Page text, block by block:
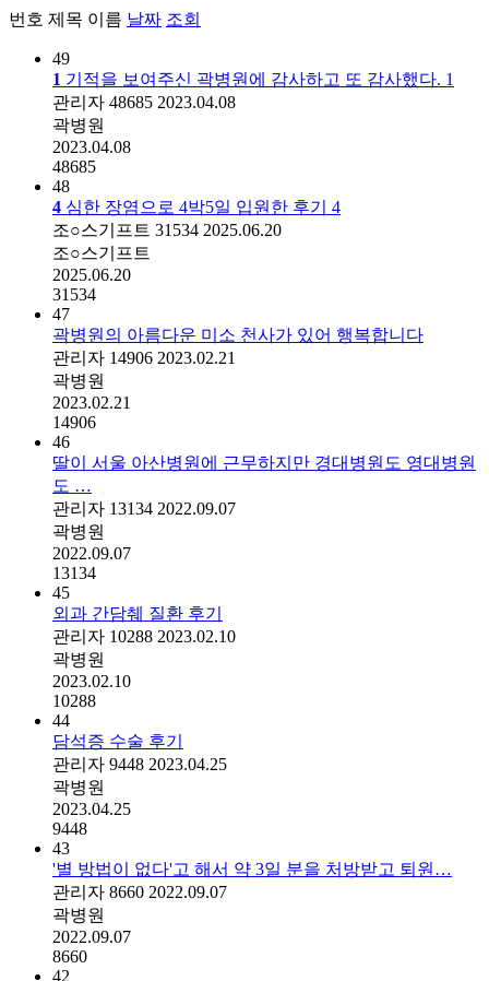
번호 제목 이름 날짜 조회
49
1 기적을 보여주신 곽병원에 감사하고 또 감사했다. 1
관리자 48685 2023.04.08
곽병원
2023.04.08
48685
48
4 심한 장염으로 4박5일 입원한 후기 4
조○스기프트 31534 2025.06.20
조○스기프트
2025.06.20
31534
47
곽병원의 아름다운 미소 천사가 있어 행복합니다
관리자 14906 2023.02.21
곽병원
2023.02.21
14906
46
딸이 서울 아산병원에 근무하지만 경대병원도 영대병원
도 …
관리자 13134 2022.09.07
곽병원
2022.09.07
13134
45
외과 간담췌 질환 후기
관리자 10288 2023.02.10
곽병원
2023.02.10
10288
44
담석증 수술 후기
관리자 9448 2023.04.25
곽병원
2023.04.25
9448
43
'별 방법이 없다'고 해서 약 3일 분을 처방받고 퇴원…
관리자 8660 2022.09.07
곽병원
2022.09.07
8660
42